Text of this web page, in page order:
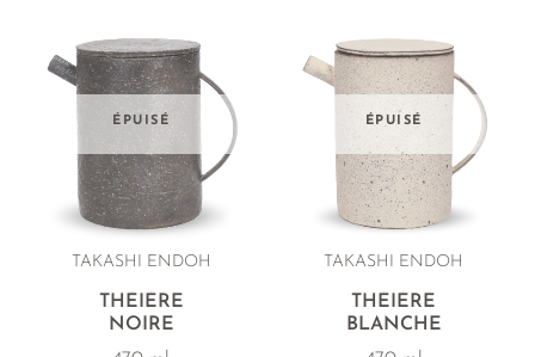
ÉPUISÉ
TAKASHI ENDOH
THÉIÈRE
NOIRE
ÉPUISÉ
TAKASHI ENDOH
THÉIÈRE
BLANCHE